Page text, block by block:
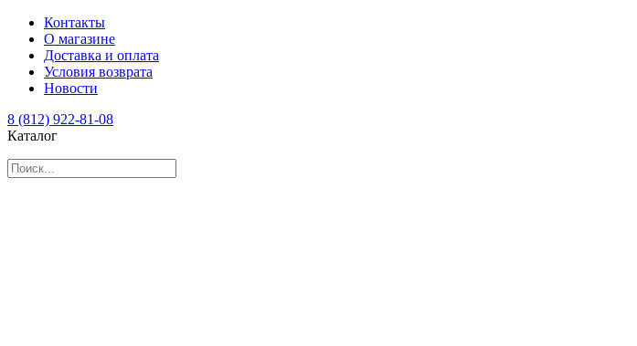
Контакты
О магазине
Доставка и оплата
Условия возврата
Новости
8 (812) 922-81-08
Каталог